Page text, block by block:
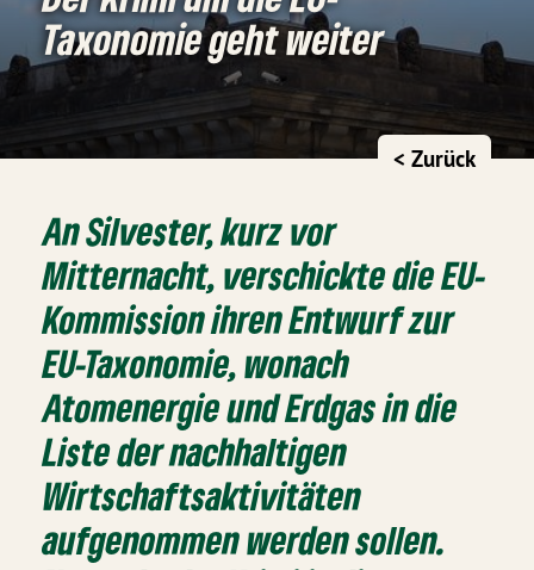
Taxonomie geht weiter
< Zurück
An Silvester, kurz vor
Mitternacht, verschickte die EU-
Kommission ihren Entwurf zur
EU-Taxonomie, wonach
Atomenergie und Erdgas in die
Liste der nachhaltigen
Wirtschaftsaktivitäten
aufgenommen werden sollen.